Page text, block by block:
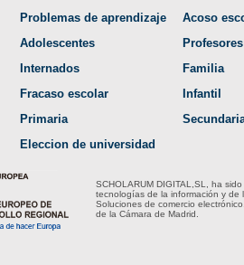
Problemas de aprendizaje
Adolescentes
Internados
Fracaso escolar
Primaria
Eleccion de universidad
Acoso
Profesores
Familia
Infantil
SCHOLARUM DIGITAL,SL, ha
tecnologías de la información y de
Soluciones de comercio
de la Cámara de Madrid.